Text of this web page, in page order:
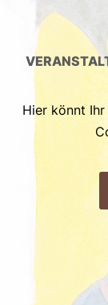
Hier könnt